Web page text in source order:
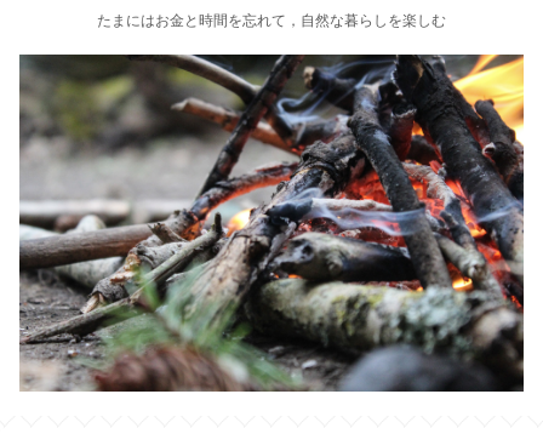
たまにはお金と時間を忘れて，自然な暮らしを楽しむ